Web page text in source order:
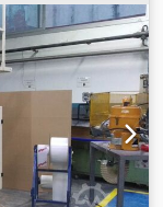
izvoznih
slobodno se